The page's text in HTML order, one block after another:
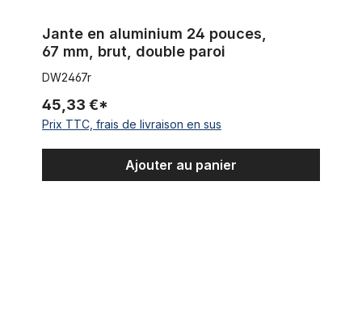
Jante en aluminium 24 pouces,
67 mm, brut, double paroi
DW2467r
45,33 €*
Prix TTC, frais de livraison en sus
Ajouter au panier